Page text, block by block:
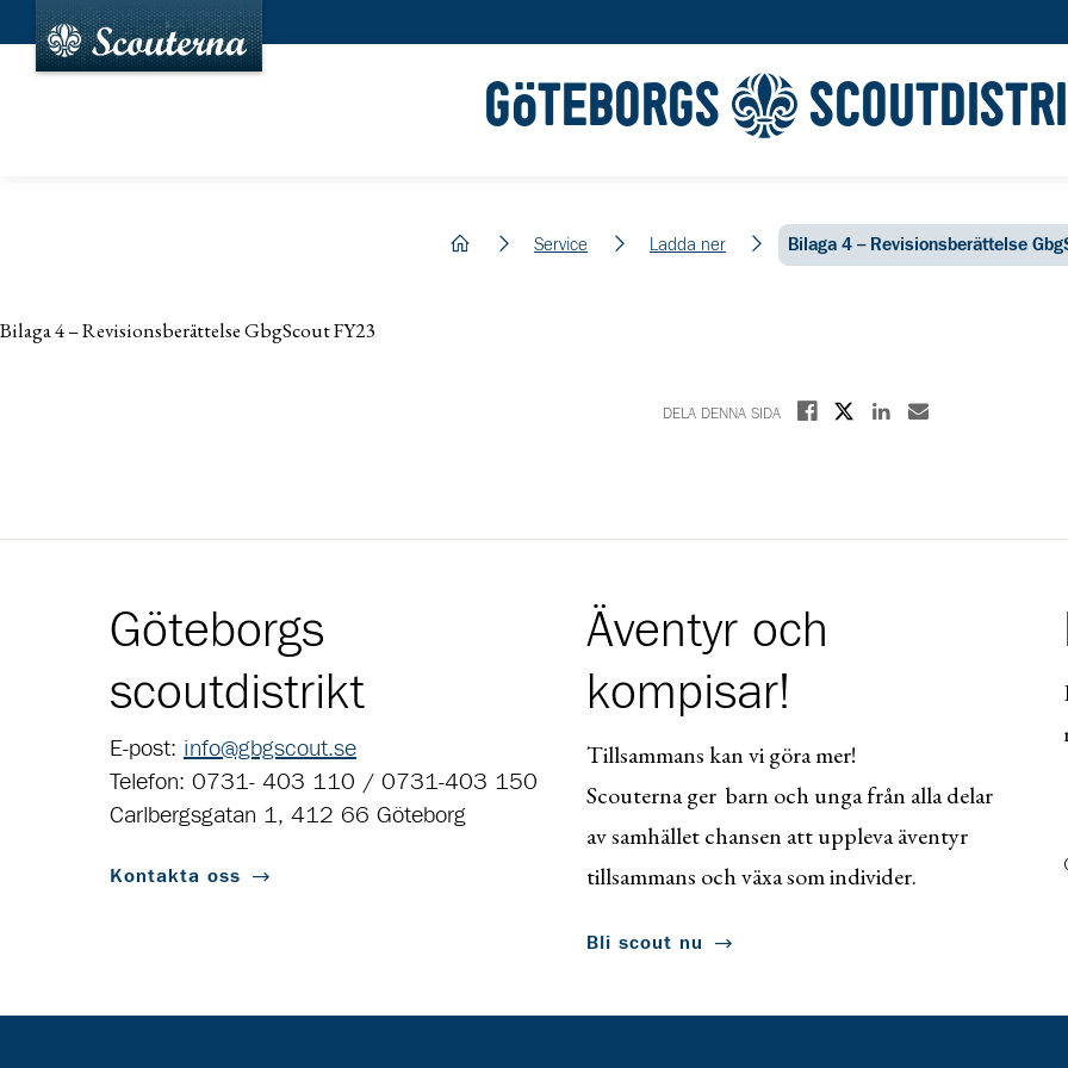
GÖTEBORGS
hem Service Ladda ner Bilaga 4 – Revisionsberättelse
Bilaga 4 – Revisionsberättelse GbgScout FY23
DELA DENNA SIDA Dela på Facebook
Dela på XDela på Linkedin
Dela med E-post
Göteborgs
scoutdistrikt
E-post: info@gbgscout.se
Telefon: 0731- 403 110 / 0731-403 150
Carlbergsgatan 1, 412 66 Göteborg
Kontakta oss
Äventyr och
kompisar!
Tillsammans kan vi göra mer!
Scouterna ger barn och unga från alla delar
av samhället chansen att uppleva äventyr
tillsammans och växa som individer.
Bli scout nu